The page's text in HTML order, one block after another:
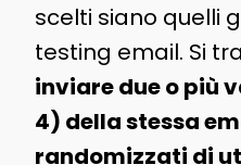
scelti siano quelli
testing email. Si
inviare due o più
4) della stessa
randomizzati di